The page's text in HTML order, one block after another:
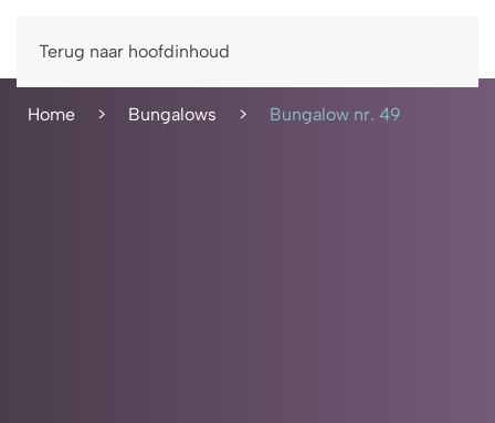
Terug naar hoofdinhoud
Home Bungalows Bungalow nr. 49